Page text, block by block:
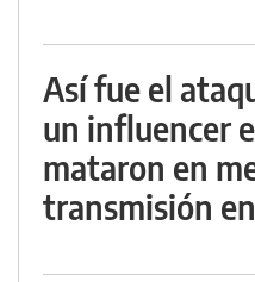
Así fue el
un influencer
mataron en
transmisión